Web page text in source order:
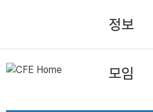
정보
모임